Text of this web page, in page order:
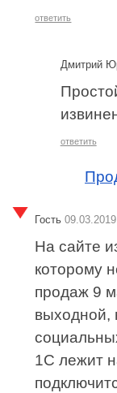
ответить
Дмитрий
ответить
Гость
На сайте
которому
продаж 9
выходной,
1С лежит